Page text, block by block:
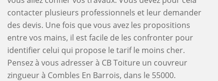
contacter plusieurs professionnels et leur demander
des devis. Une fois que vous avez les propositions
entre vos mains, il est facile de les confronter pour
identifier celui qui propose le tarif le moins cher.
Pensez à vous adresser à CB Toiture un couvreur
zingueur à Combles En Barrois, dans le 55000.